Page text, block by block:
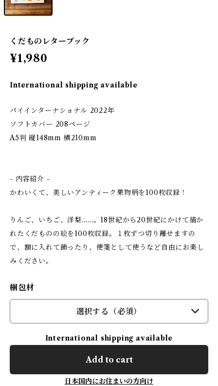
くだものレターブック
¥1,980
International shipping available
パイインターナショナル 2022年
ソフトカバー 208ページ
A5判 縦148mm 横210mm
- 内容紹介 -
かわいくて、美しいアンティーク果物柄を100枚収録！
りんご、いちご、洋梨……。18世紀から20世紀にかけて描か
れたくだものの絵を100枚収録。１枚ずつ切り離せますの
で、額に入れて飾ったり、便箋として使うなど自由にお楽し
みください。
梱包材
選択する（必須）
International shipping available
Add to cart
日本国内にお住まいの方向け